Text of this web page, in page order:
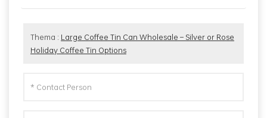
Thema : Large Coffee Tin Can Wholesale – Silver or Rose
Holiday Coffee Tin Options